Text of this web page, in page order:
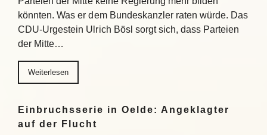
könnten. Was er dem Bundeskanzler raten würde. Das
CDU-Urgestein Ulrich Bösl sorgt sich, dass Parteien
der Mitte…
Weiterlesen
Einbruchsserie in Oelde: Angeklagter
auf der Flucht